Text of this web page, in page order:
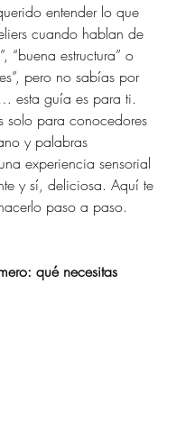
entender lo que
cuando hablan de
“buena estructura” o
pero no sabías por
esta guía es para ti.
solo para conocedores
y palabras
experiencia sensorial
y sí, deliciosa. Aquí te
paso a paso.
qué necesitas